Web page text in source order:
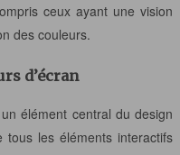
ceux ayant une vision
des couleurs.
d’écran
élément central du design
tous les éléments interactifs